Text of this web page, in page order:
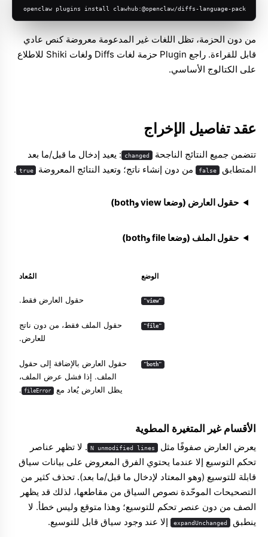
openclaw plugins install clawhub:@openclaw/diffs-language-pack
من دون الحزمة، تظل اللغات غير المدعومة معروضة كنص عادي
قابل للقراءة. راجع Plugin حزمة لغات Diffs ولغات Shiki
للاطلاع
على الكتالوج الأساسي.
عقد تفاصيل الإخراج
تتضمن جميع النتائج الناجحة changed : يعيد إدخال ما قبل/ما بعد
المتطابق
false من دون إنشاء ناتج؛ وتعيد النتائج المعروضة true
.
حقول العارض (وضعا view وboth)
حقول الملف (وضعا file وboth)
الوضع المُعاد
"view" حقول العارض فقط.
"file"
حقول الملف فقط، من دون ناتج
للعارض.
"both"
حقول العارض بالإضافة إلى حقول
الملف. إذا فشل عرض الملف،
يظل العارض يُعاد مع fileError
.
الأقسام غير المتغيرة المطوية
يعرض العارض صفوفًا مثل N unmodified lines . لا تظهر عناصر
تحكم التوسيع إلا عندما يحتوي الفرق المعروض على بيانات سياق
قابلة للتوسيع (وهو المعتاد لإدخال ما قبل/ما بعد). تحذف كثير من
التصحيحات الموحّدة نصوص السياق من مقاطعها، لذلك قد يظهر
الصف من دون عنصر تحكم للتوسيع؛ وهذا متوقع وليس خطأ. لا
ينطبق
expandUnchanged إلا عند وجود سياق قابل للتوسيع.